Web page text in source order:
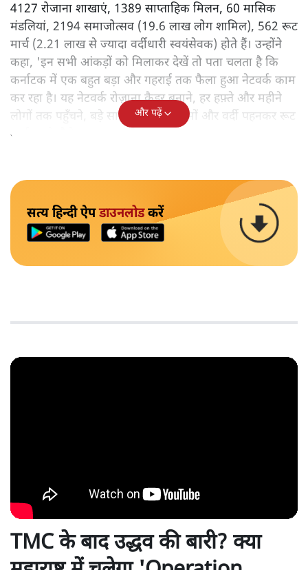
4127 रोजाना शाखाएं, 1389 साप्ताहिक मिलन, 60 मासिक
मंडलियां, 2194 समाजोत्सव (19.6 लाख लोग शामिल), 562 रूट
मार्च (2.21 लाख से ज्यादा वर्दीधारी स्वयंसेवक) होते हैं। उन्होंने
कहा, 'इन सभी आंकड़ों को मिलाकर देखें तो पता चलता है कि
कर्नाटक में एक बहुत बड़ा और गहराई तक फैला हुआ नेटवर्क काम
कर रहा है। यह नेटवर्क रोज़ाना कैडर बनाने, हर हफ़्ते और महीने
लोगों तक पहुँचने, बड़े सार्वजनिक कार्यक्रमों और वर्दी पहनकर रूट
मार्च करने जैसे काम करता है।'
और पढ़ें
सत्य हिन्दी ऐपडाउनलोडकरें
TMC के बाद उद्धव की बारी? क्या